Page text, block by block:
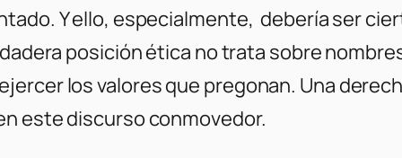
Y ello, especialmente, debería ser
posición ética no trata sobre
los valores que pregonan. Una
este discurso conmovedor.